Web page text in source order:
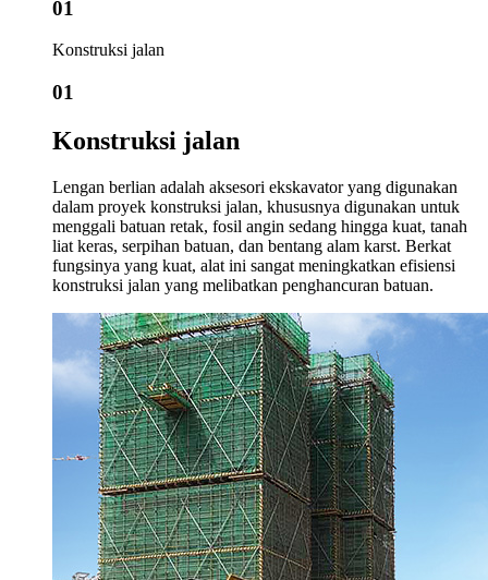
01
Konstruksi jalan
01
Konstruksi jalan
Lengan berlian adalah aksesori ekskavator yang digunakan
dalam proyek konstruksi jalan, khususnya digunakan untuk
menggali batuan retak, fosil angin sedang hingga kuat, tanah
liat keras, serpihan batuan, dan bentang alam karst. Berkat
fungsinya yang kuat, alat ini sangat meningkatkan efisiensi
konstruksi jalan yang melibatkan penghancuran batuan.